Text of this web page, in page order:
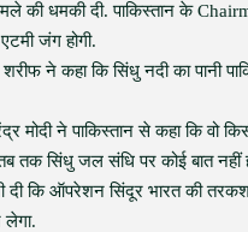
की धमकी दी. पाकिस्तान के
जंग होगी.
ने कहा कि सिंधु नदी का पानी
मोदी ने पाकिस्तान से कहा कि
तक सिंधु जल संधि पर कोई बात नहीं
दी कि ऑपरेशन सिंदूर भारत की